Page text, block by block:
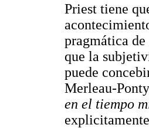
Priest tiene
pragmática
que la
puede
Merleau-
en el tiempo